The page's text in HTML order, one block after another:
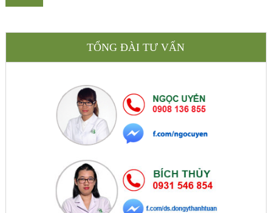
TỔNG ĐÀI TƯ VẤN